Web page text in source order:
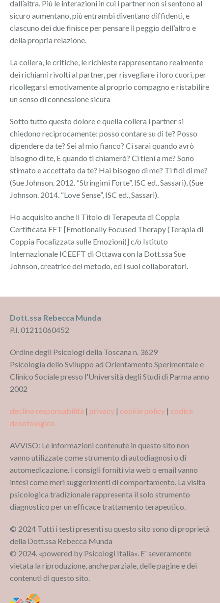
dall’altra. Più le interazioni in cui i partner non si sentono al
sicuro aumentano, più entrambi diventano diffidenti, e
ciascuno dei due finisce per pensare il peggio dell’altro e
della propria relazione.
La collera, le critiche, le richieste rappresentano realmente
dei richiami rivolti al partner, per risvegliare i loro cuori, per
ricollegarsi emotivamente al proprio compagno e ristabilire
un senso di connessione sicura
Sotto tutto questo dolore e quella collera i partner si
chiedono reciprocamente: posso contare su di te? Posso
dipendere da te? Sei al mio fianco? Ci sarai quando avrò
bisogno di te, E quando ti chiamerò? Ci tieni a me? Sono
stimato e accettato da te? Hai bisogno di me? Ti fidi di me?
(Sue Johnson. 2012. “Stringimi Forte”, ISC ed., Sassari), (Sue
Johnson. 2014. “Love Sense”, ISC ed., Sassari).
Ho acquisito anche il Titolo di Terapeuta di Coppia
Certificata EFT [Emotionally Focused Therapy (Terapia di
Coppia Focalizzata sulle Emozioni)] c/o Istituto
Internazionale ICEEFT di Ottawa con la Dott.ssa Sue
Johnson, creatrice del metodo, ed i suoi collaboratori.
Dott.ssa Rebecca Munda
P.I. 01211060452
Ordine degli Psicologi della Toscana n. 3629
Psicologia dello Sviluppo ad Orientamento Sperimentale e
Clinico Sociale presso l'Università degli Studi di Parma anno
2002
declino responsabilità | privacy | cookie policy | codice
deontologico
AVVISO: Le informazioni contenute in questo sito non
vanno utilizzate come strumento di autodiagnosi o di
automedicazione. I consigli forniti via web o email vanno
intesi come meri suggerimenti di comportamento. La visita
psicologica tradizionale rappresenta il solo strumento
diagnostico per un efficace trattamento terapeutico.
© 2024 Tutti i testi presenti su questo sito sono di proprietà
della Dott.ssa Rebecca Munda
© 2024. «powered by Psicologi Italia». E' severamente
vietata la riproduzione, anche parziale, delle pagine e dei
contenuti di questo sito.